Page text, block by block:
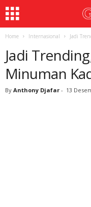
Home Internasional Jadi
Jadi
Minuman
By Anthony Djafar - 13